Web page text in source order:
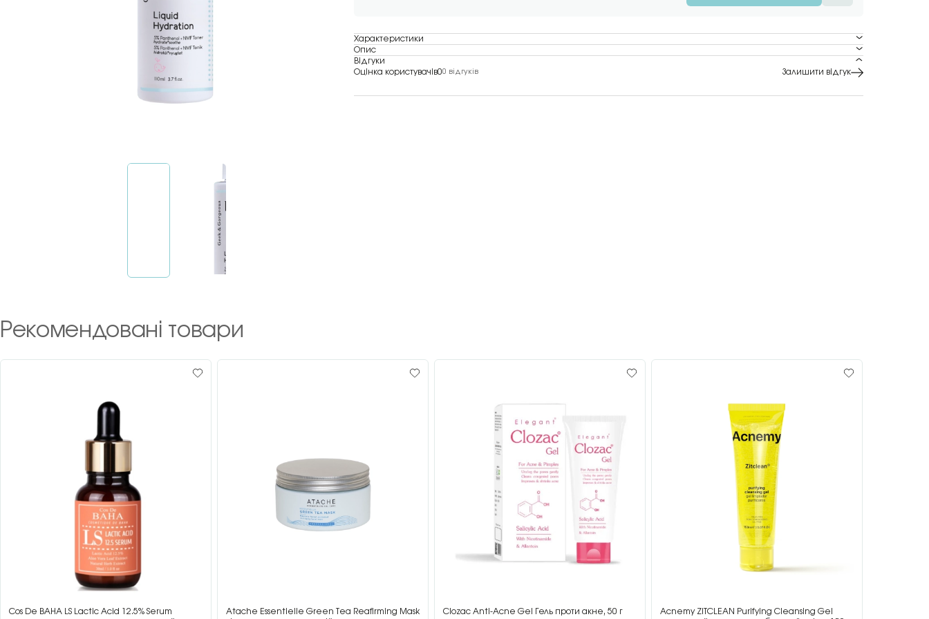
Характеристики
Опис
Відгуки
Оцінка користувачів00 відгуків Залишити відгук
Рекомендовані товари
Cos De BAHA LS Lactic Acid 12.5% Serum
Atache Essentielle Green Tea Reafirming Mask
Clozac Anti-Acne Gel Гель проти акне, 50 г
Acnemy ZITCLEAN Purifying Cleansing Gel